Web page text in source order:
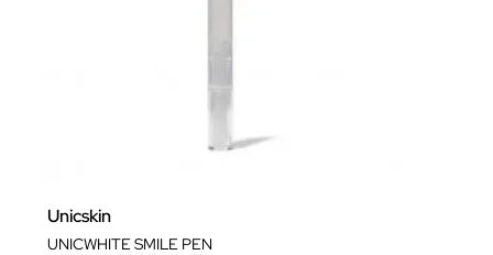
Unicskin
UNICWHITE SMILE PEN